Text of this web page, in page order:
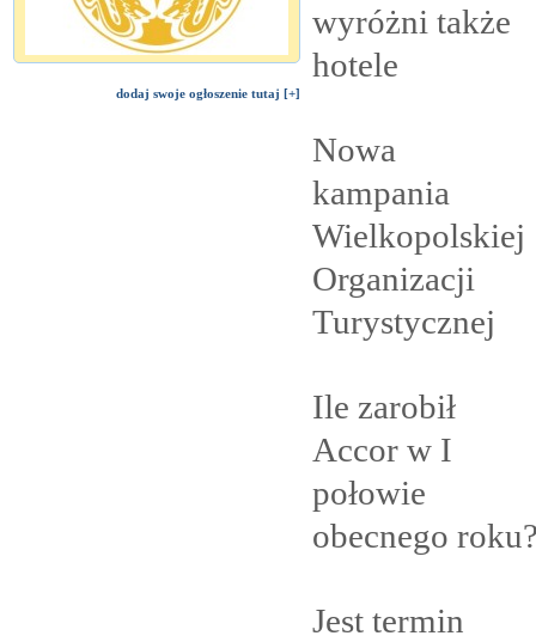
dodaj swoje ogłoszenie tutaj [+]
wyróżni także
hotele
Nowa
kampania
Wielkopolskiej
Organizacji
Turystycznej
Ile zarobił
Accor w I
połowie
obecnego
Jest termin